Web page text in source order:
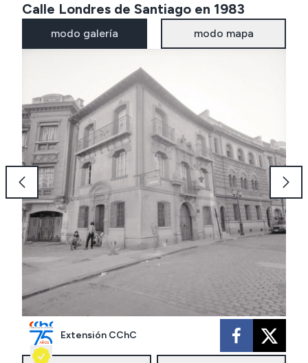
Calle Londres de Santiago en 1983
modo galería modo mapa
Extensión CChC